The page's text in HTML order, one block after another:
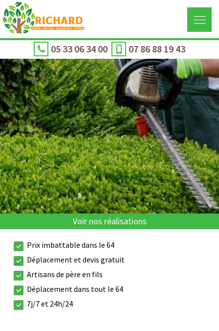
05 33 06 34 00 07 86 88 19 43
Voir nos réalisations
Prix imbattable dans le 64
Déplacement et devis gratuit
Artisans de père en fils
Déplacement dans tout le 64
7j/7 et 24h/24